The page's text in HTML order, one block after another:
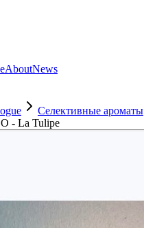
AboutNews
Селективные ароматы
- La Tulipe